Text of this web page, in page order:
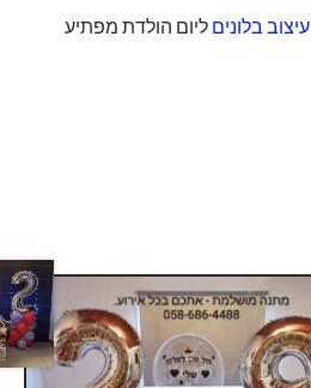
עיצוב בלונים ליום הולדת מפתיע